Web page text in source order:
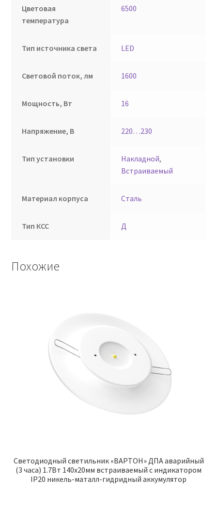
Цветовая
температура
6500
Тип источника света LED
Световой поток, лм 1600
Мощность, Вт 16
Напряжение, В 220…230
Тип установки Накладной,
Встраиваемый
Материал корпуса Сталь
Тип КСС Д
Похожие
Светодиодный светильник «ВАРТОН» ДПА аварийный
(3 часа) 1.7Вт 140х20мм встраиваемый с индикатором
IP20 никель-маталл-гидридный аккумулятор